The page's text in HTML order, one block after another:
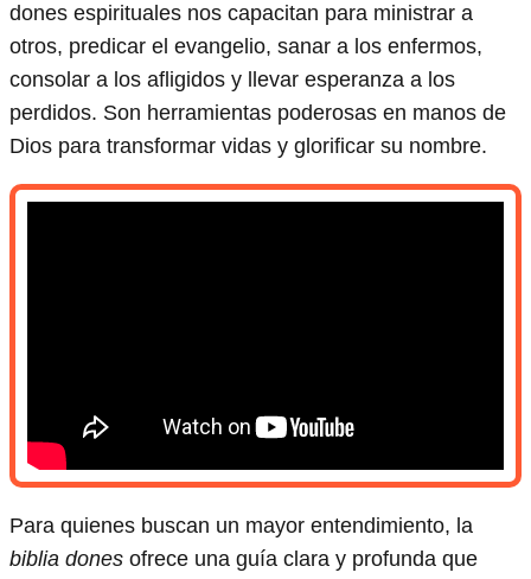
dones espirituales nos capacitan para ministrar a
otros, predicar el evangelio, sanar a los enfermos,
consolar a los afligidos y llevar esperanza a los
perdidos. Son herramientas poderosas en manos de
Dios para transformar vidas y glorificar su nombre.
Para quienes buscan un mayor entendimiento, la
biblia dones ofrece una guía clara y profunda que